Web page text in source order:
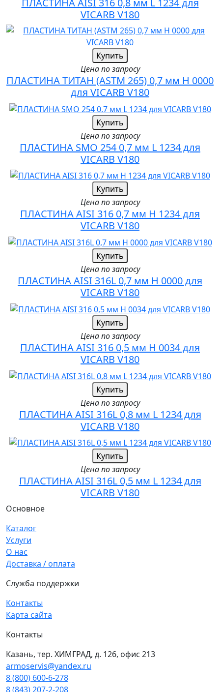
ПЛАСТИНА AISI 316 0,8 мм L 1234 для
VICARB V180
Купить
Цена по запросу
ПЛАСТИНА ТИТАН (ASTM 265) 0,7 мм H 0000
для VICARB V180
Купить
Цена по запросу
ПЛАСТИНА SMO 254 0,7 мм L 1234 для
VICARB V180
Купить
Цена по запросу
ПЛАСТИНА AISI 316 0,7 мм H 1234 для
VICARB V180
Купить
Цена по запросу
ПЛАСТИНА AISI 316L 0,7 мм H 0000 для
VICARB V180
Купить
Цена по запросу
ПЛАСТИНА AISI 316 0,5 мм H 0034 для
VICARB V180
Купить
Цена по запросу
ПЛАСТИНА AISI 316L 0,8 мм L 1234 для
VICARB V180
Купить
Цена по запросу
ПЛАСТИНА AISI 316L 0,5 мм L 1234 для
VICARB V180
Основное
Каталог
Услуги
О нас
Доставка / оплата
Служба поддержки
Контакты
Карта сайта
Контакты
Казань, тер. ХИМГРАД, д. 126, офис 213
armoservis@yandex.ru
8 (800) 600-6-278
8 (843) 207-2-208